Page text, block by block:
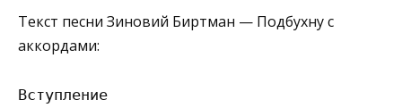
Текст песни Зиновий Биртман — Подбухну с
аккордами:
Вступление